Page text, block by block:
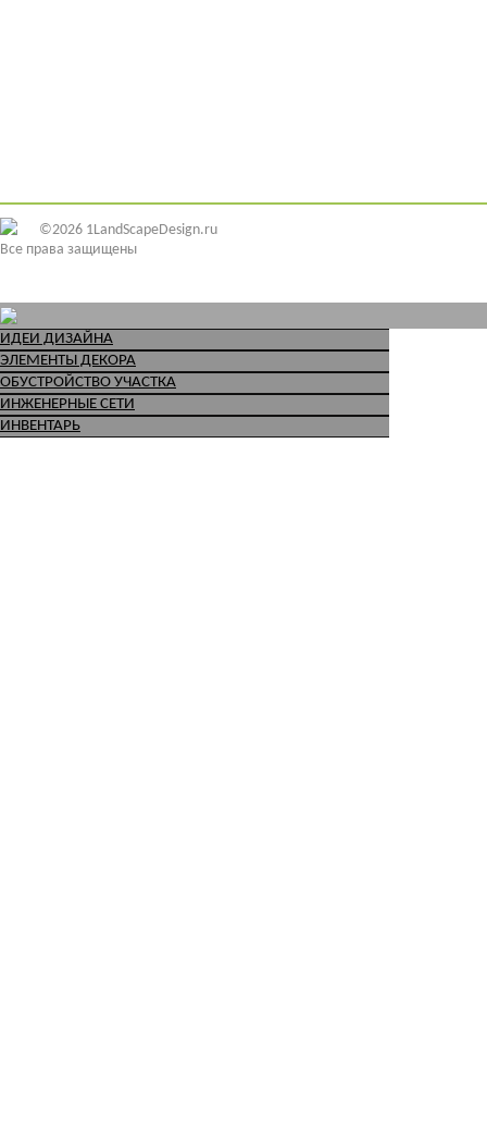
©2026 1LandScapeDesign.ru
Все права защищены
ИДЕИ ДИЗАЙНА
ЭЛЕМЕНТЫ ДЕКОРА
ОБУСТРОЙСТВО УЧАСТКА
ИНЖЕНЕРНЫЕ СЕТИ
ИНВЕНТАРЬ